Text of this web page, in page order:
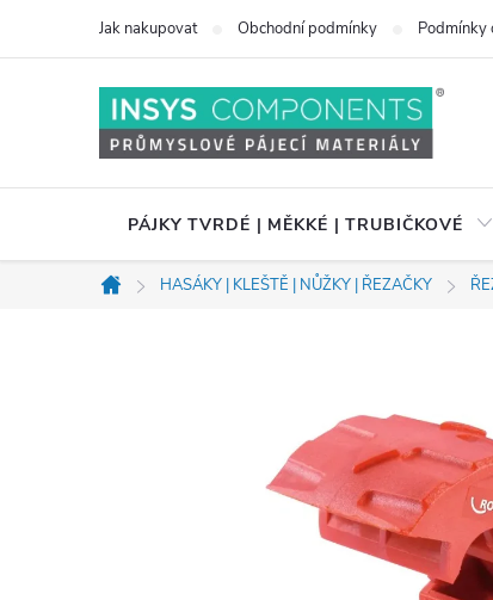
Jak nakupovat Obchodní podmínky Podmínky
PÁJKY TVRDÉ | MĚKKÉ | TRUBIČKOVÉ
Domů
HASÁKY | KLEŠTĚ | NŮŽKY | ŘEZAČKY